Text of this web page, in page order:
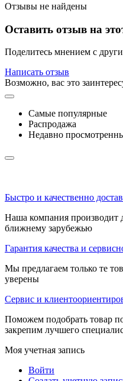
Отзывы не найдены
Оставить отзыв на
Поделитесь мнением с
Написать отзыв
Возможно, вас это
Самые популярные
Распродажа
Недавно
Быстро и качественно
Наша компания производит
ближнему зарубежью
Гарантия качества и
Мы предлагаем только те
уверены
Сервис и
Поможем подобрать товар
закрепим лучшего
Моя учетная запись
Войти